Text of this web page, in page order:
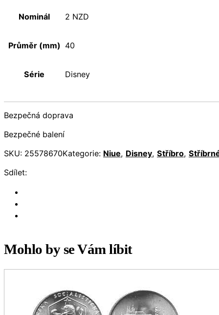
Nominál 2 NZD
Průměr (mm) 40
Série Disney
Bezpečná doprava
Bezpečné balení
SKU: 25578670Kategorie: Niue, Disney, Stříbro,
Sdílet:
Mohlo by se Vám líbit